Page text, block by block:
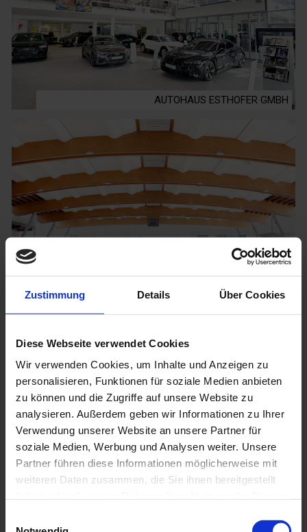
Zustimmung Details Über Cookies
Diese Webseite verwendet Cookies
Wir verwenden Cookies, um Inhalte und Anzeigen zu
personalisieren, Funktionen für soziale Medien anbieten
zu können und die Zugriffe auf unsere Website zu
analysieren. Außerdem geben wir Informationen zu Ihrer
Verwendung unserer Website an unsere Partner für
soziale Medien, Werbung und Analysen weiter. Unsere
Partner führen diese Informationen möglicherweise mit
weiteren Daten zusammen, die Sie ihnen bereitgestellt
AUTOHAUS ESTHOFER GMBH
ICE ARENA EBBS
SV JARAFLEX AURACH